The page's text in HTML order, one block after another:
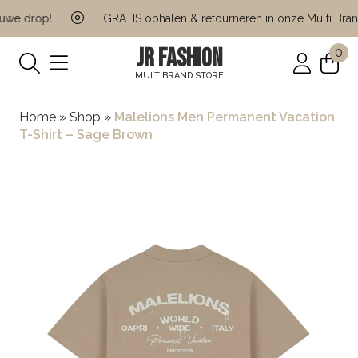
drop! GRATIS ophalen & retourneren in onze Multi Brand
JR FASHION
MULTIBRAND STORE
0
Home » Shop » Malelions Men Permanent Vacation
T-Shirt – Sage Brown